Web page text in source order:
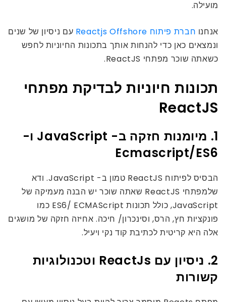
מועילה.
אנחנו חברת פיתוח Reactjs Offshore
עם ניסיון של שנים
ונמצאים כאן כדי להנחות אותך בתכונות החיוניות לחפש
כשאתה שוכר מפתחי ReactJS.
תכונות חיוניות לבדיקת מפתחי
ReactJS
1. מיומנות חזקה ב- JavaScript ו-
Ecmascript/ES6
הבסיס לפיתוח ReactJS טמון ב- JavaScript. ודא
שלמפתחי ReactJS שאתה שוכר יש הבנה מעמיקה של
JavaScript, כולל תכונות ES6/ ECMAScript כמו
פונקציות חץ, הרס, וסינכרון/ חיכה. אחיזה חזקה של מושגים
אלה היא קריטית לכתיבת קוד נקי ויעיל.
2. ניסיון עם ReactJs וטכנולוגיות
קשורות